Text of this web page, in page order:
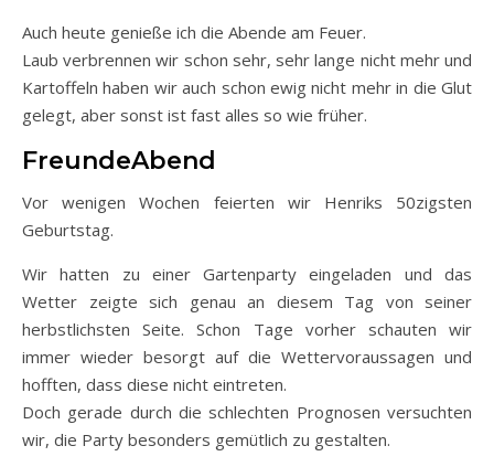
Auch heute genieße ich die Abende am Feuer.
Laub verbrennen wir schon sehr, sehr lange nicht mehr und
Kartoffeln haben wir auch schon ewig nicht mehr in die Glut
gelegt, aber sonst ist fast alles so wie früher.
FreundeAbend
Vor wenigen Wochen feierten wir Henriks 50zigsten
Geburtstag.
Wir hatten zu einer Gartenparty eingeladen und das
Wetter zeigte sich genau an diesem Tag von seiner
herbstlichsten Seite. Schon Tage vorher schauten wir
immer wieder besorgt auf die Wettervoraussagen und
hofften, dass diese nicht eintreten.
Doch gerade durch die schlechten Prognosen versuchten
wir, die Party besonders gemütlich zu gestalten.